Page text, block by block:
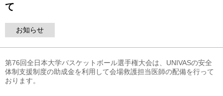
て
お知らせ
第76回全日本大学バスケットボール選手権大会は、UNIVASの安全
体制支援制度の助成金を利用して会場救護担当医師の配備を行って
おります。